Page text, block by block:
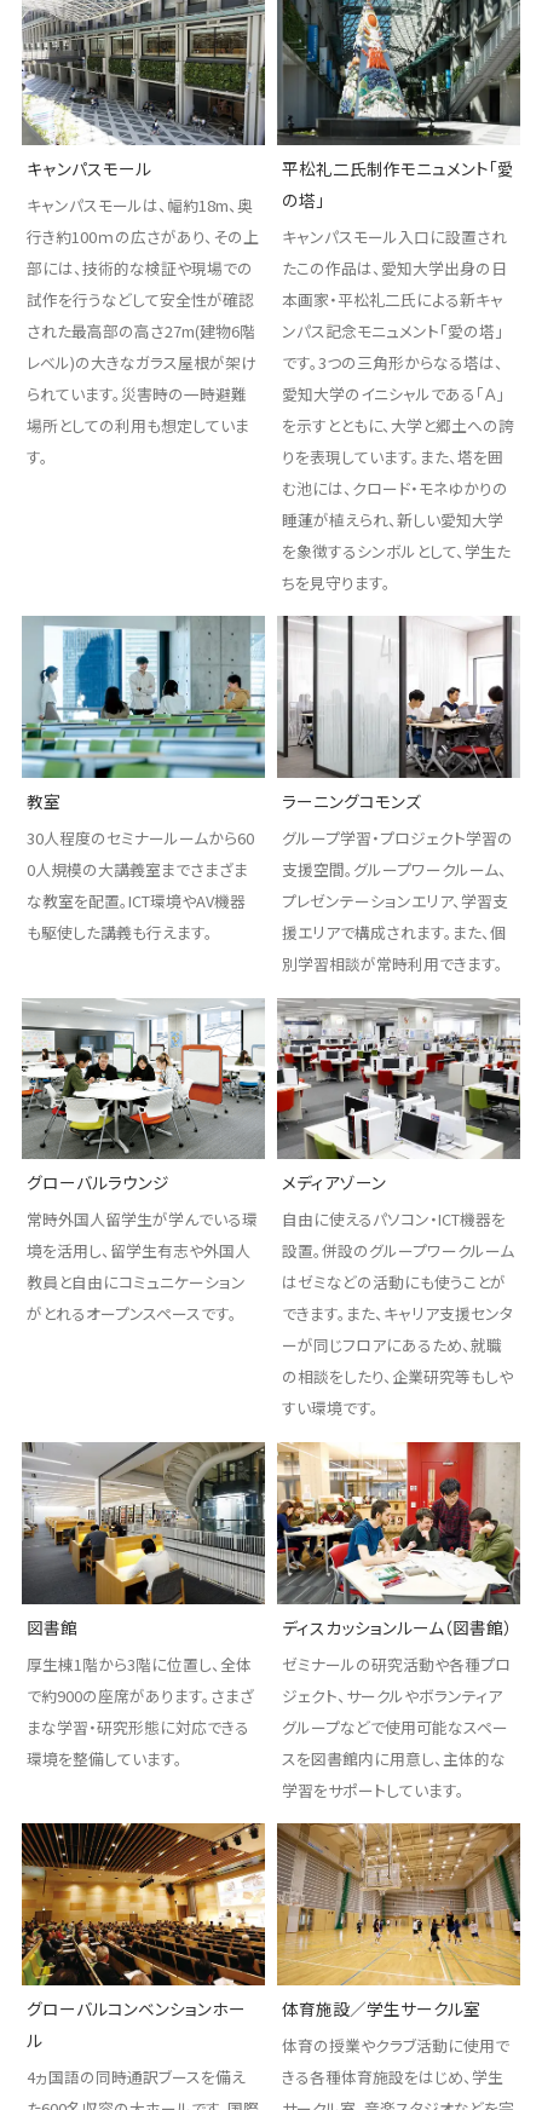
キャンパスモール
キャンパスモールは、幅約18m、奥
行き約100ｍの広さがあり、その上
部には、技術的な検証や現場での
試作を行うなどして安全性が確認
された最高部の高さ27m(建物6階
レベル)の大きなガラス屋根が架け
られています。災害時の一時避難
場所としての利用も想定していま
す。
平松礼二氏制作モニュメント「愛
の塔」
キャンパスモール入口に設置され
たこの作品は、愛知大学出身の日
本画家・平松礼二氏による新キャ
ンパス記念モニュメント「愛の塔」
です。3つの三角形からなる塔は、
愛知大学のイニシャルである「Ａ」
を示すとともに、大学と郷土への誇
りを表現しています。また、塔を囲
む池には、クロード・モネゆかりの
睡蓮が植えられ、新しい愛知大学
を象徴するシンボルとして、学生た
ちを見守ります。
教室
30人程度のセミナールームから60
0人規模の大講義室までさまざま
な教室を配置。ICT環境やAV機器
も駆使した講義も行えます。
ラーニングコモンズ
グループ学習・プロジェクト学習の
支援空間。グループワークルーム、
プレゼンテーションエリア、学習支
援エリアで構成されます。また、個
別学習相談が常時利用できます。
グローバルラウンジ
常時外国人留学生が学んでいる環
境を活用し、留学生有志や外国人
教員と自由にコミュニケーション
がとれるオープンスペースです。
メディアゾーン
自由に使えるパソコン・ICT機器を
設置。併設のグループワークルーム
はゼミなどの活動にも使うことが
できます。また、キャリア支援センタ
ーが同じフロアにあるため、就職
の相談をしたり、企業研究等もしや
すい環境です。
図書館
厚生棟1階から3階に位置し、全体
で約900の座席があります。さまざ
まな学習・研究形態に対応できる
環境を整備しています。
ディスカッションルーム（図書館）
ゼミナールの研究活動や各種プロ
ジェクト、サークルやボランティア
グループなどで使用可能なスペー
スを図書館内に用意し、主体的な
学習をサポートしています。
グローバルコンベンションホー
ル
4ヵ国語の同時通訳ブースを備え
体育施設／学生サークル室
体育の授業やクラブ活動に使用で
きる各種体育施設をはじめ、学生